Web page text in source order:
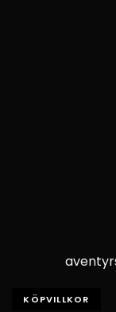
KÖPVILLKOR